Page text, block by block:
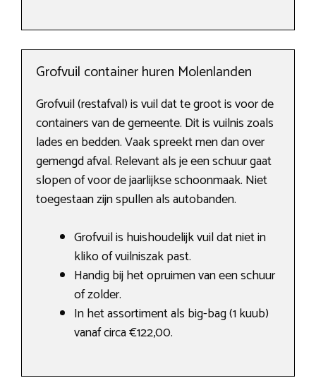
Grofvuil container huren Molenlanden
Grofvuil (restafval) is vuil dat te groot is voor de
containers van de gemeente. Dit is vuilnis zoals
lades en bedden. Vaak spreekt men dan over
gemengd afval. Relevant als je een schuur gaat
slopen of voor de jaarlijkse schoonmaak. Niet
toegestaan zijn spullen als autobanden.
Grofvuil is huishoudelijk vuil dat niet in
kliko of vuilniszak past.
Handig bij het opruimen van een schuur
of zolder.
In het assortiment als big-bag (1 kuub)
vanaf circa €122,00.